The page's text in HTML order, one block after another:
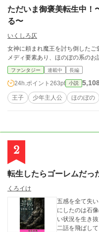
ただいま御褒美転生中！
る〜
いくしろ仄
女神に頼まれ魔王を討ち倒した
ファンタジー 連載中 長編
24h.ポイント 263pt 小説
王子 少年主人公 ほのぼの
2
転生したらゴーレムだっ
くろイけ
五感を全て失
にしたのは石
い状況を生き抜く超硬派異世界ファ
二話を飛ばし